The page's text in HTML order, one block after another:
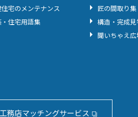
宅のメンテナンス
住宅用語集
匠の間取り集
構造・完成
聞いちゃえ
工務店マッチングサービス